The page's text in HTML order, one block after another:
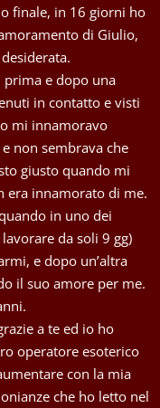
finale, in 16 giorni ho
di Giulio,
prima e dopo una
in contatto e visti
mi innamoravo
non sembrava che
giusto quando mi
era innamorato di me.
in uno dei
da soli 9 gg)
e dopo un’altra
il suo amore per me.
a te ed io ho
operatore esoterico
con la mia
che ho letto nel